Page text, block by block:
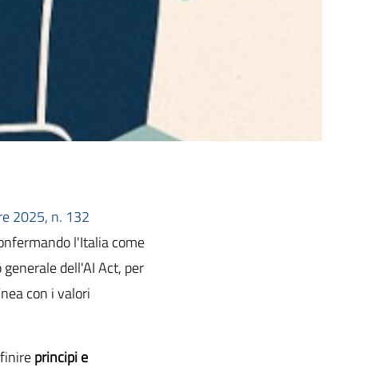
2025, n. 132
l'Italia come
dell'AI Act, per
con i valori
principi e